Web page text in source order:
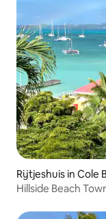
Rijtjeshuis in Cole
Hillside Beach